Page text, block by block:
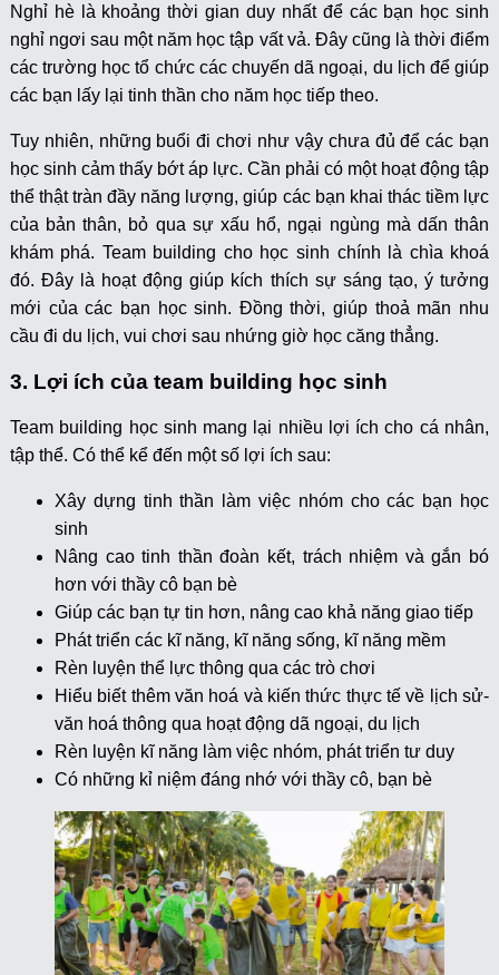
Nghỉ hè là khoảng thời gian duy nhất để các bạn học sinh
nghỉ ngơi sau một năm học tập vất vả. Đây cũng là thời điểm
các trường học tổ chức các chuyến dã ngoại, du lịch để giúp
các bạn lấy lại tinh thần cho năm học tiếp theo.
Tuy nhiên, những buổi đi chơi như vậy chưa đủ để các bạn
học sinh cảm thấy bớt áp lực. Cần phải có một hoạt động tập
thể thật tràn đầy năng lượng, giúp các bạn khai thác tiềm lực
của bản thân, bỏ qua sự xấu hổ, ngại ngùng mà dấn thân
khám phá. Team building cho học sinh chính là chìa khoá
đó. Đây là hoạt động giúp kích thích sự sáng tạo, ý tưởng
mới của các bạn học sinh. Đồng thời, giúp thoả mãn nhu
cầu đi du lịch, vui chơi sau nhứng giờ học căng thẳng.
3. Lợi ích của team building học sinh
Team building học sinh mang lại nhiều lợi ích cho cá nhân,
tập thể. Có thể kể đến một số lợi ích sau:
Xây dựng tinh thần làm việc nhóm cho các bạn học
sinh
Nâng cao tinh thần đoàn kết, trách nhiệm và gắn bó
hơn với thầy cô bạn bè
Giúp các bạn tự tin hơn, nâng cao khả năng giao tiếp
Phát triển các kĩ năng, kĩ năng sống, kĩ năng mềm
Rèn luyện thể lực thông qua các trò chơi
Hiểu biết thêm văn hoá và kiến thức thực tế về lịch sử-
văn hoá thông qua hoạt động dã ngoại, du lịch
Rèn luyện kĩ năng làm việc nhóm, phát triển tư duy
Có những kỉ niệm đáng nhớ với thầy cô, bạn bè